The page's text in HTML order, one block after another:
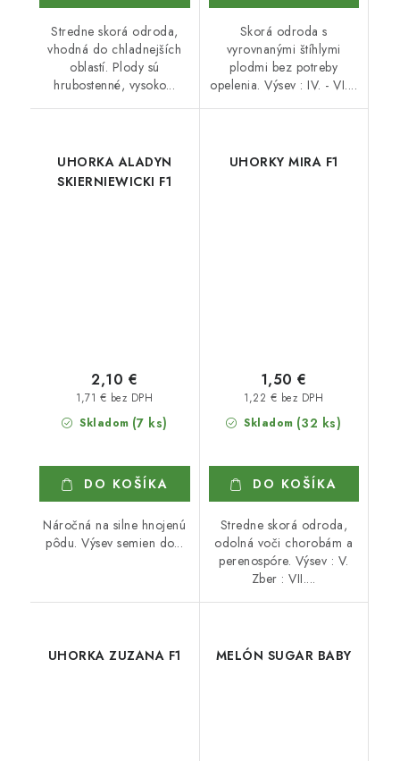
Stredne skorá odroda,
vhodná do chladnejších
oblastí. Plody sú
hrubostenné, vysoko...
Skorá odroda s
vyrovnanými štíhlymi
plodmi bez potreby
opelenia. Výsev : IV. - VI....
UHORKA ALADYN
SKIERNIEWICKI F1
Skladom (7 ks)
1,71 € bez DPH
2,10 €
DO KOŠÍKA
Náročná na silne hnojenú
pôdu. Výsev semien do...
UHORKY MIRA F1
Skladom (32 ks)
1,22 € bez DPH
1,50 €
DO KOŠÍKA
Stredne skorá odroda,
odolná voči chorobám a
perenospóre. Výsev : V.
Zber : VII....
UHORKA ZUZANA F1 MELÓN SUGAR BABY